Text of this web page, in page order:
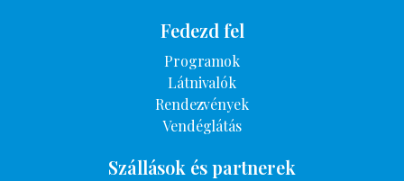
Fedezd fel
Programok
Látnivalók
Rendezvények
Vendéglátás
Szállások és partnerek